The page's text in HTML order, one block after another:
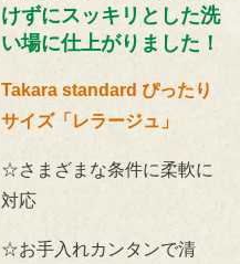
けずにスッキリとした洗
い場に仕上がりました！
Takara standard ぴったり
サイズ「レラージュ」
☆さまざまな条件に柔軟に
対応
☆お手入れカンタンで清